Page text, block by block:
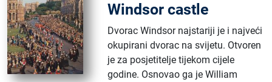
Windsor castle
Dvorac Windsor najstariji je i najveći
okupirani dvorac na svijetu. Otvoren
je za posjetitelje tijekom cijele
godine. Osnovao ga je William